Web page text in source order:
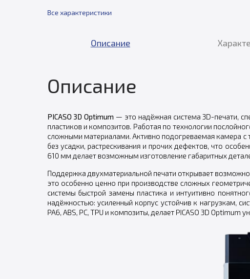
Все характеристики
Описание
Описание
PICASO 3D Optimum — это надёжная система 3D-печати,
пластиков и композитов. Работая по технологии
сложными материалами. Активно подогреваемая камера с
без усадки, растрескивания и прочих дефектов, что
610 мм делает возможным изготовление габаритных
Поддержка двухматериальной печати открывает
это особенно ценно при производстве сложных
системы быстрой замены пластика и интуитивно
надёжностью: усиленный корпус устойчив к нагрузкам,
PA6, ABS, PC, TPU и композиты, делает PICASO 3D